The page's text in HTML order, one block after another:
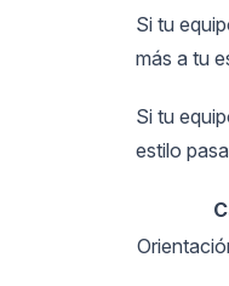
Si tu
más a tu
Si tu
estilo